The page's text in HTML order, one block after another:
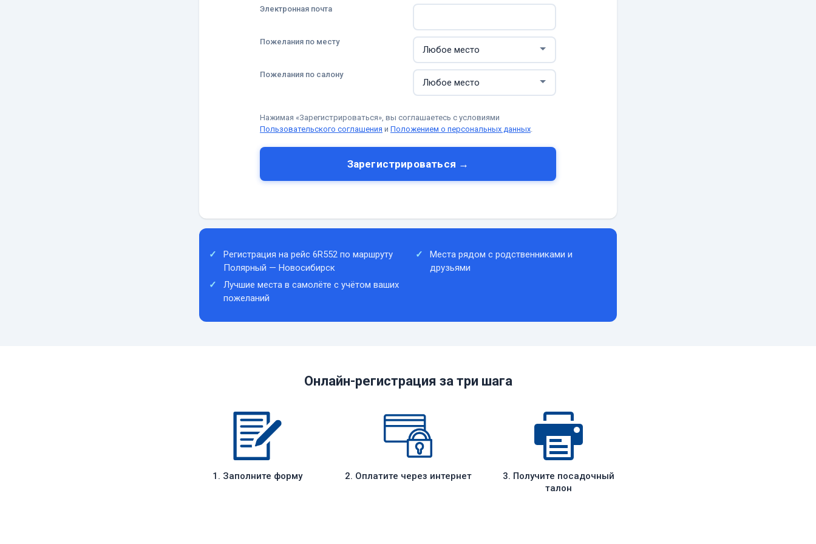
Электронная почта
Пожелания по месту
Пожелания по салону
Нажимая «Зарегистрироваться», вы соглашаетесь с условиями
Пользовательского соглашения и Положением о персональных данных.
Зарегистрироваться →
Регистрация на рейс 6R552 по маршруту
Полярный — Новосибирск
Места рядом с родственниками и
друзьями
Лучшие места в самолёте с учётом ваших
пожеланий
Онлайн-регистрация за три шага
1. Заполните форму 2. Оплатите через интернет
3. Получите посадочный
талон